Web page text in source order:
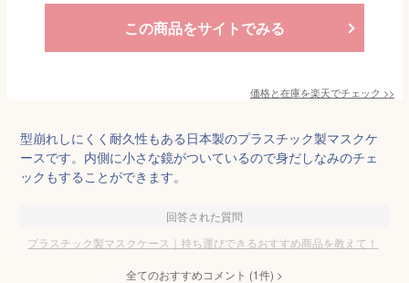
この商品をサイトでみる
価格と在庫を楽天でチェック >>
型崩れしにくく耐久性もある日本製のプラスチック製マスクケ
ースです。内側に小さな鏡がついているので身だしなみのチェ
ックもすることができます。
回答された質問
プラスチック製マスクケース｜持ち運びできるおすすめ商品を教えて！
全てのおすすめコメント (1件) >